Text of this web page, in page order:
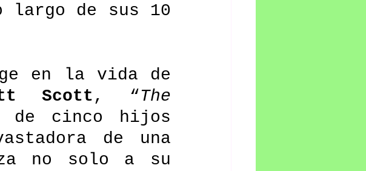
largo de sus 10
en la vida de
Scott, “The
de cinco hijos
de una
no solo a su